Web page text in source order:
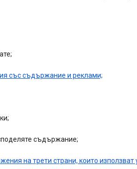
със съдържание и реклами;
съдържание;
на трети страни, които използват